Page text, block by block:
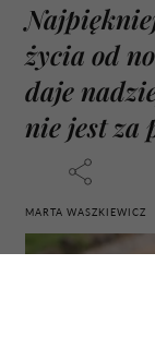
życia od
daje
nie jest za
MARTA WASZKIEWICZ